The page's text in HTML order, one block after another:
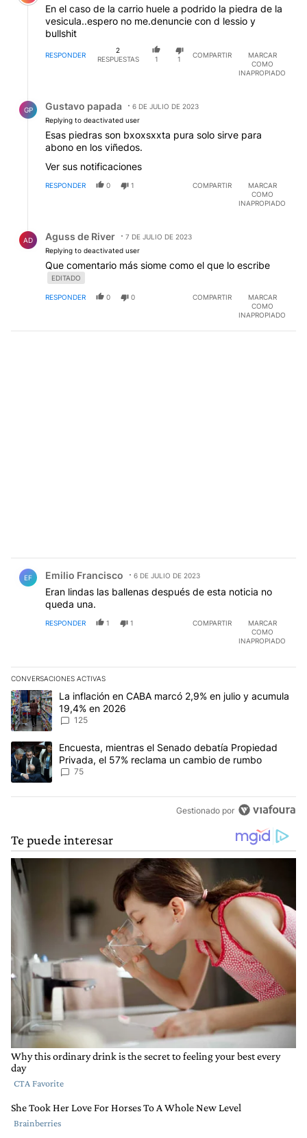
En el caso de la carrio huele a podrido la piedra de la
vesicula..espero no me.denuncie con d lessio y
bullshit
RESPONDER
2
RESPUESTAS
1 1
COMPARTIR
MARCAR
COMO
INAPROPIADO
GP Gustavo papada
6 DE JULIO DE 2023
Replying to deactivated user
Esas piedras son bxoxsxxta pura solo sirve para
abono en los viñedos.
Ver sus notificaciones
RESPONDER 0 1 COMPARTIR
MARCAR
COMO
INAPROPIADO
AD Aguss de River
7 DE JULIO DE 2023
Replying to deactivated user
Que comentario más siome como el que lo escribe
EDITADO
RESPONDER 0 0 COMPARTIR
MARCAR
COMO
INAPROPIADO
EF Emilio Francisco 6 DE JULIO DE 2023
Eran lindas las ballenas después de esta noticia no
queda una.
RESPONDER 1 1 COMPARTIR
MARCAR
COMO
INAPROPIADO
CONVERSACIONES ACTIVAS
Este listado muestra los artículos con más comentarios en los
Un artículo de tendencia con el título "La inflación en CABA
La inflación en CABA marcó 2,9% en julio y acumula
19,4% en 2026
125
Un artículo de tendencia con el título "Encuesta, mientras el
Encuesta, mientras el Senado debatía Propiedad
Privada, el 57% reclama un cambio de rumbo
75
Gestionado por